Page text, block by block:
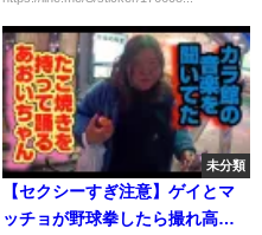
未分類
【セクシーすぎ注意】ゲイとマ
ッチョが野球拳したら撮れ高し